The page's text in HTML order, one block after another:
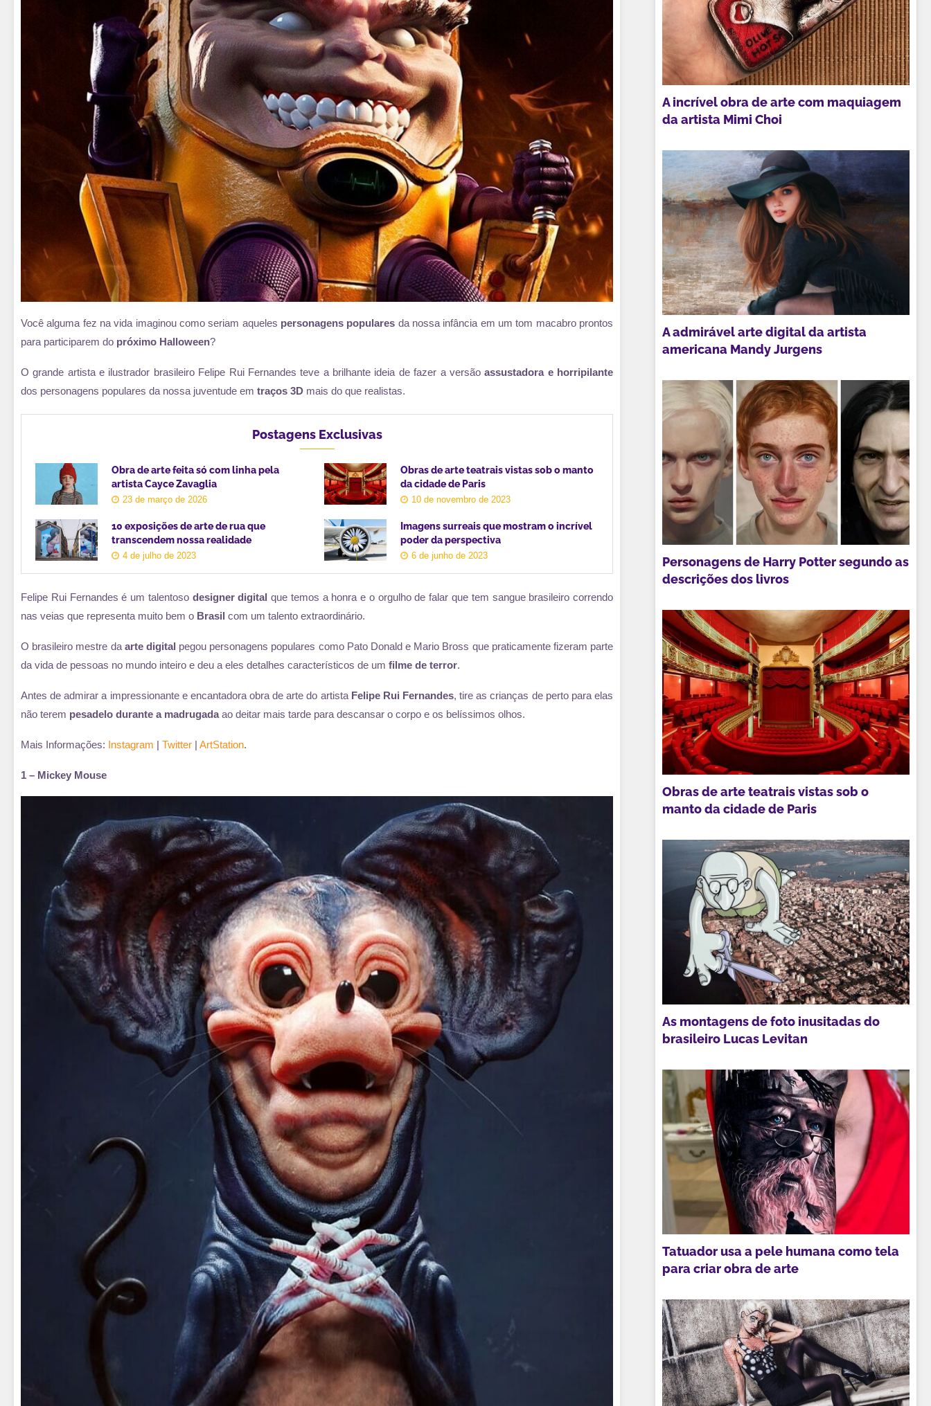
Você alguma fez na vida imaginou como seriam aqueles personagens populares da nossa infância em um tom macabro prontos
para participarem do próximo Halloween?
O grande artista e ilustrador brasileiro Felipe Rui Fernandes teve a brilhante ideia de fazer a versãoassustadora e horripilante
dos personagens populares da nossa juventude em traços 3D mais do que realistas.
Postagens Exclusivas
Obra de arte feita só com linha pela
artista Cayce Zavaglia
23 de março de 2026
Obras de arte teatrais vistas sob o manto
da cidade de Paris
10 de novembro de 2023
10 exposições de arte de rua que
transcendem nossa realidade
4 de julho de 2023
Imagens surreais que mostram o incrível
poder da perspectiva
6 de junho de 2023
Felipe Rui Fernandes é um talentoso designer digital que temos a honra e o orgulho de falar que tem sangue brasileiro correndo
nas veias que representa muito bem o Brasil com um talento extraordinário.
O brasileiro mestre da arte digital pegou personagens populares como Pato Donald e Mario Bross que praticamente fizeram parte
da vida de pessoas no mundo inteiro e deu a eles detalhes característicos de um filme de terror.
Antes de admirar a impressionante e encantadora obra de arte do artista Felipe Rui Fernandes, tire as crianças de perto para elas
não terem pesadelo durante a madrugadaao deitar mais tarde para descansar o corpo e os belíssimos olhos.
Mais Informações: Instagram | Twitter | ArtStation.
1 – Mickey Mouse
A incrível obra de arte com maquiagem
da artista Mimi Choi
A admirável arte digital da artista
americana Mandy Jurgens
Personagens de Harry Potter segundo as
descrições dos livros
Obras de arte teatrais vistas sob o
manto da cidade de Paris
As montagens de foto inusitadas do
brasileiro Lucas Levitan
Tatuador usa a pele humana como tela
para criar obra de arte